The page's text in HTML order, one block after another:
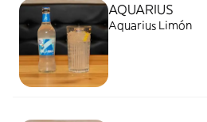
AQUARIUS
Aquarius Limón